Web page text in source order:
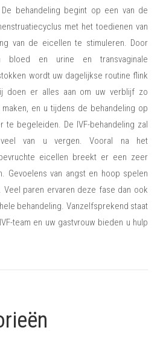
behandeling begint op een van de
met het toedienen van
van de eicellen te stimuleren. Door
bloed en urine en transvaginale
wordt uw dagelijkse routine flink
doen er alles aan om uw verblijf zo
en u tijdens de behandeling op
te begeleiden. De IVF-behandeling zal
van u vergen. Vooral na het
eicellen breekt er een zeer
Gevoelens van angst en hoop spelen
paren ervaren deze fase dan ook
behandeling. Vanzelfsprekend staat
team en uw gastvrouw bieden u hulp